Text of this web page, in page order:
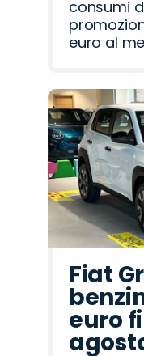
consumi
euro al
Fiat
euro